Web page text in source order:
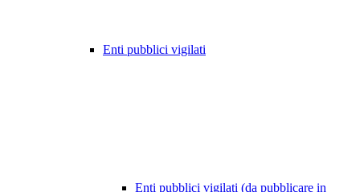
Enti pubblici vigilati
Enti pubblici vigilati (da pubblicare in